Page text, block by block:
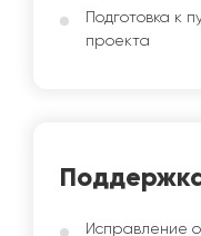
Подготовка к
проекта
Исправление